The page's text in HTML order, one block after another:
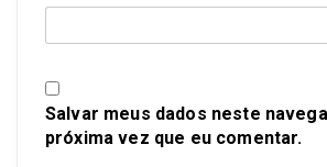
Salvar meus dados neste
próxima vez que eu comentar.